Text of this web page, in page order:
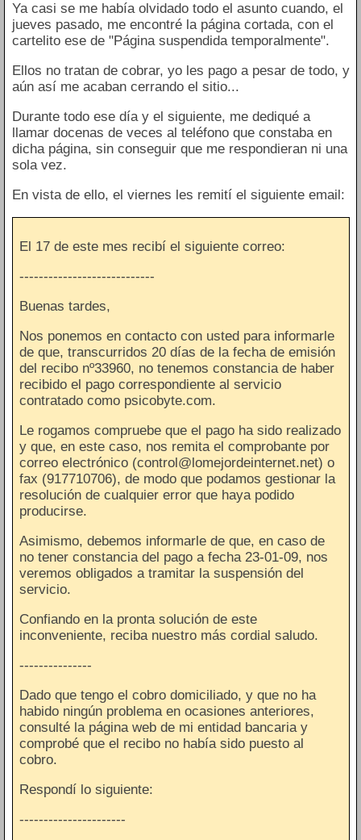
Ya casi se me había olvidado todo el asunto cuando, el
jueves pasado, me encontré la página cortada, con el
cartelito ese de "Página suspendida temporalmente".
Ellos no tratan de cobrar, yo les pago a pesar de todo, y
aún así me acaban cerrando el sitio...
Durante todo ese día y el siguiente, me dediqué a
llamar docenas de veces al teléfono que constaba en
dicha página, sin conseguir que me respondieran ni una
sola vez.
En vista de ello, el viernes les remití el siguiente email:
El 17 de este mes recibí el siguiente correo:
----------------------------
Buenas tardes,
Nos ponemos en contacto con usted para informarle
de que, transcurridos 20 días de la fecha de emisión
del recibo nº33960, no tenemos constancia de haber
recibido el pago correspondiente al servicio
contratado como psicobyte.com.
Le rogamos compruebe que el pago ha sido realizado
y que, en este caso, nos remita el comprobante por
correo electrónico (control@lomejordeinternet.net) o
fax (917710706), de modo que podamos gestionar la
resolución de cualquier error que haya podido
producirse.
Asimismo, debemos informarle de que, en caso de
no tener constancia del pago a fecha 23-01-09, nos
veremos obligados a tramitar la suspensión del
servicio.
Confiando en la pronta solución de este
inconveniente, reciba nuestro más cordial saludo.
---------------
Dado que tengo el cobro domiciliado, y que no ha
habido ningún problema en ocasiones anteriores,
consulté la página web de mi entidad bancaria y
comprobé que el recibo no había sido puesto al
cobro.
Respondí lo siguiente:
----------------------